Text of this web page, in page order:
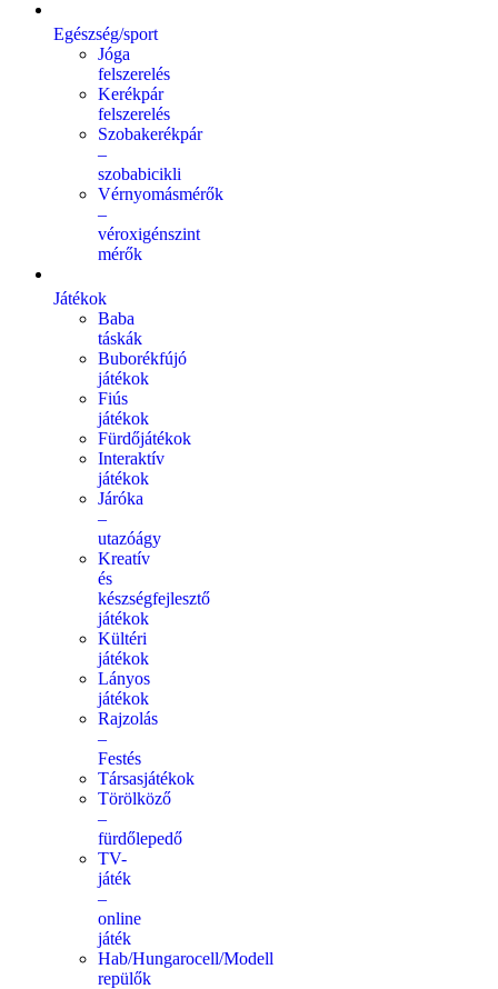
Egészség/sport
Jóga
felszerelés
Kerékpár
felszerelés
Szobakerékpár
–
szobabicikli
Vérnyomásmérők
–
véroxigénszint
mérők
Játékok
Baba
táskák
Buborékfújó
játékok
Fiús
játékok
Fürdőjátékok
Interaktív
játékok
Járóka
–
utazóágy
Kreatív
és
készségfejlesztő
játékok
Kültéri
játékok
Lányos
játékok
Rajzolás
–
Festés
Társasjátékok
Törölköző
–
fürdőlepedő
TV-
játék
–
online
játék
Hab/Hungarocell/Modell
repülők